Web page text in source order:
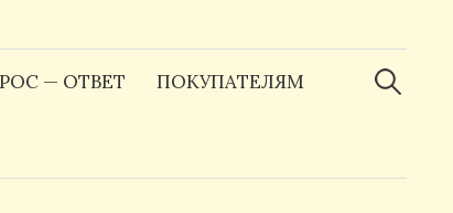
— ОТВЕТ ПОКУПАТЕЛЯМ Найти: